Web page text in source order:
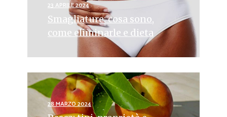
23 APRILE 2024
Smagliature: cosa sono,
come eliminarle e dieta
28 MARZO 2024